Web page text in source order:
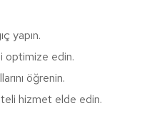
yapın.
optimize edin.
öğrenin.
hizmet elde edin.